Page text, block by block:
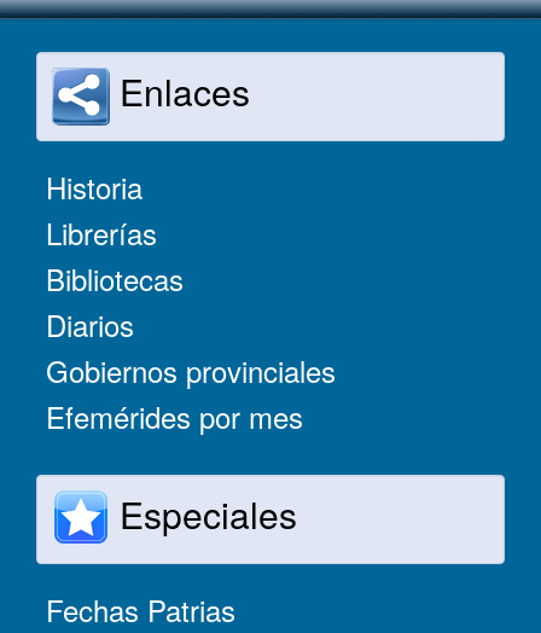
Enlaces
Historia
Librerías
Bibliotecas
Diarios
Gobiernos provinciales
Efemérides por mes
Especiales
Fechas Patrias